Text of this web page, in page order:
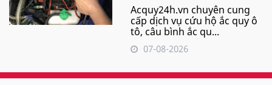
Acquy24h.vn chuyên cung
cấp dịch vụ cứu hộ ắc quy ô
tô, câu bình ắc qu...
07-08-2026